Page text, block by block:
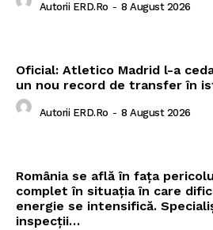
Autorii ERD.ro - 8 August 2026
Oficial: Atletico Madrid l-a
un nou record de transfer în
Autorii ERD.ro - 8 August 2026
România se află în fața
complet în situația în care
energie se intensifică.
inspecții…